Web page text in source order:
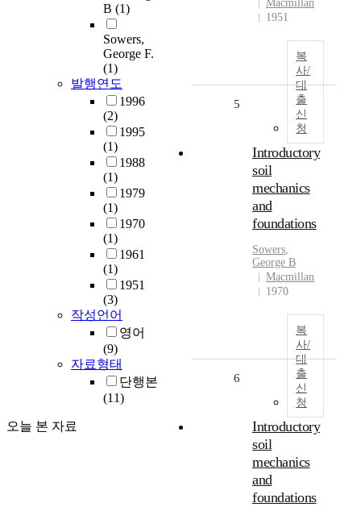
B (1)
Sowers,
George F.
(1)
발행연도
1996
(2)
1995
(1)
1988
(1)
1979
(1)
1970
(1)
1961
(1)
1951
(3)
작성언어
영어
(9)
자료형태
단행본
(11)
오늘 본 자료
Macmillan
1951
복
사/
대
출
신
청
5
Introductory
soil
mechanics
and
foundations
Sowers,
George B
Macmillan
1970
복
사/
대
출
신
청
6
Introductory
soil
mechanics
and
foundations